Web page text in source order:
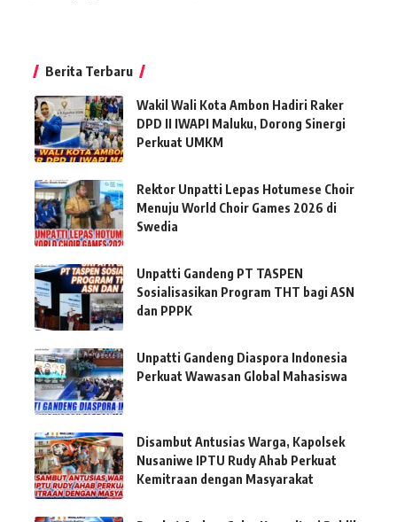
Berita Terbaru
Wakil Wali Kota Ambon Hadiri Raker
DPD II IWAPI Maluku, Dorong Sinergi
Perkuat UMKM
Rektor Unpatti Lepas Hotumese Choir
Menuju World Choir Games 2026 di
Swedia
Unpatti Gandeng PT TASPEN
Sosialisasikan Program THT bagi ASN
dan PPPK
Unpatti Gandeng Diaspora Indonesia
Perkuat Wawasan Global Mahasiswa
Disambut Antusias Warga, Kapolsek
Nusaniwe IPTU Rudy Ahab Perkuat
Kemitraan dengan Masyarakat